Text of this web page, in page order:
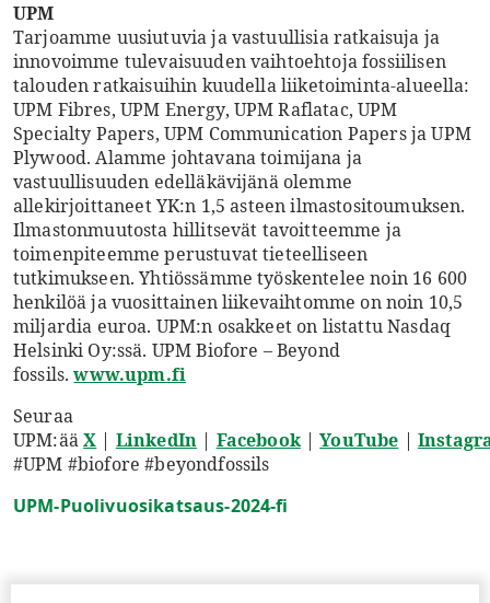
UPM
Tarjoamme uusiutuvia ja vastuullisia ratkaisuja ja
innovoimme tulevaisuuden vaihtoehtoja fossiilisen
talouden ratkaisuihin kuudella liiketoiminta-alueella:
UPM Fibres, UPM Energy, UPM Raflatac, UPM
Specialty Papers, UPM Communication Papers ja UPM
Plywood. Alamme johtavana toimijana ja
vastuullisuuden edelläkävijänä olemme
allekirjoittaneet YK:n 1,5 asteen ilmastositoumuksen.
Ilmastonmuutosta hillitsevät tavoitteemme ja
toimenpiteemme perustuvat tieteelliseen
tutkimukseen. Yhtiössämme työskentelee noin 16 600
henkilöä ja vuosittainen liikevaihtomme on noin 10,5
miljardia euroa. UPM:n osakkeet on listattu Nasdaq
Helsinki Oy:ssä. UPM Biofore – Beyond
fossils.www.upm.fi
Seuraa
UPM:ääX | LinkedIn | Facebook|YouTube |
#UPM #biofore #beyondfossils
UPM-Puolivuosikatsaus-2024-fi